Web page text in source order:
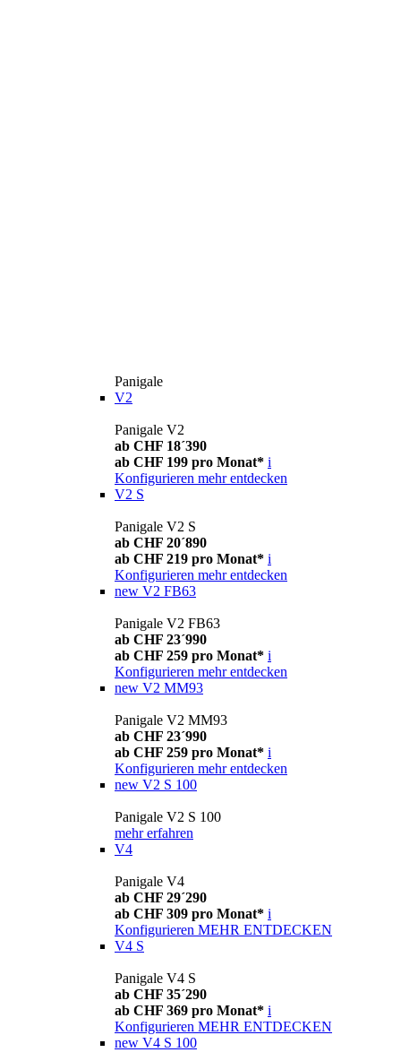
Panigale
V2
Panigale V2
ab CHF 18´390
ab CHF 199 pro Monat* i
Konfigurieren mehr entdecken
V2 S
Panigale V2 S
ab CHF 20´890
ab CHF 219 pro Monat* i
Konfigurieren mehr entdecken
new V2 FB63
Panigale V2 FB63
ab CHF 23´990
ab CHF 259 pro Monat* i
Konfigurieren mehr entdecken
new V2 MM93
Panigale V2 MM93
ab CHF 23´990
ab CHF 259 pro Monat* i
Konfigurieren mehr entdecken
new V2 S 100
Panigale V2 S 100
mehr erfahren
V4
Panigale V4
ab CHF 29´290
ab CHF 309 pro Monat* i
Konfigurieren MEHR ENTDECKEN
V4 S
Panigale V4 S
ab CHF 35´290
ab CHF 369 pro Monat* i
Konfigurieren MEHR ENTDECKEN
new V4 S 100